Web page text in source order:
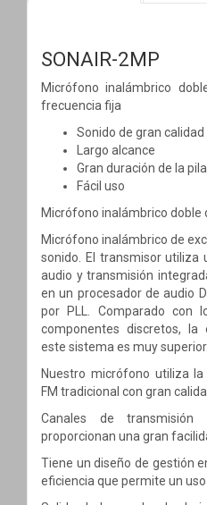
SONAIR-2MP
Micrófono inalámbrico
frecuencia fija
Sonido de gran calidad
Largo alcance
Gran duración de la pila
Fácil uso
Micrófono inalámbrico doble
Micrófono inalámbrico de
sonido. El transmisor utiliza
audio y transmisión
en un procesador de audio
por PLL. Comparado con
componentes discretos, la
este sistema es muy superior.
Nuestro micrófono utiliza
FM tradicional con gran
Canales de
proporcionan una gran
Tiene un diseño de gestión
eficiencia que permite un